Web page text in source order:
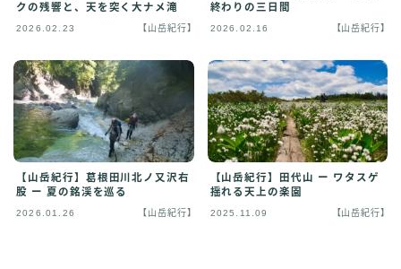
クの残響と、天を突く大ナメ滝
2026.02.23 【山岳紀行】
終わりの三日間
2026.02.16 【山岳紀行】
【山岳紀行】葛根田川北ノ又沢右
股 ー 夏の銘渓を巡る
2026.01.26 【山岳紀行】
【山岳紀行】田代山 ー ワタスゲ
揺れる天上の楽園
2025.11.09 【山岳紀行】